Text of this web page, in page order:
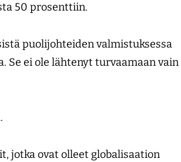
50 prosenttiin.
puolijohteiden valmistuksessa
ei ole lähtenyt turvaamaan vain
jotka ovat olleet globalisaation